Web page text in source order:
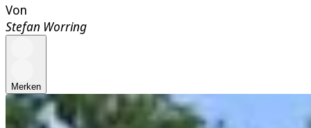
Von
Stefan Worring
Merken